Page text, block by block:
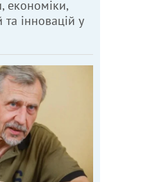
економіки,
та інновацій у